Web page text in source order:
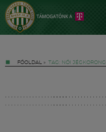
FŐOLDAL » TAG: NŐI JÉGKORONG